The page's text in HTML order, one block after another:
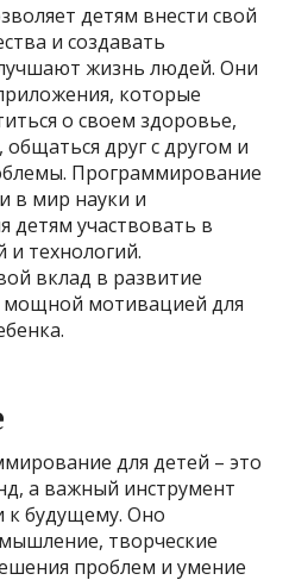
детям внести свой
и создавать
жизнь людей. Они
которые
о своем здоровье,
друг с другом и
Программирование
в мир науки и
детям участвовать в
и технологий.
вклад в развитие
мощной мотивацией для
для детей – это
а важный инструмент
к будущему. Оно
творческие
проблем и умение